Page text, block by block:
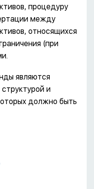
процедуру
между
относящихся
(при
являются
и
должно быть